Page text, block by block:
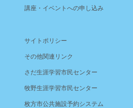
講座・イベントへの申し込み
サイトポリシー
その他関連リンク
さだ生涯学習市民センター
牧野生涯学習市民センター
枚方市公共施設予約システム